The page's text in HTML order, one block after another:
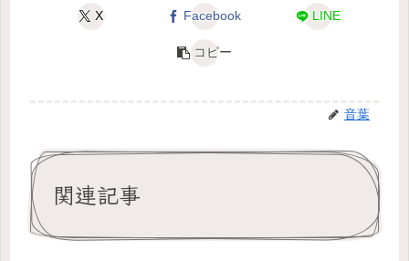
X Facebook LINE
コピー
音葉
関連記事